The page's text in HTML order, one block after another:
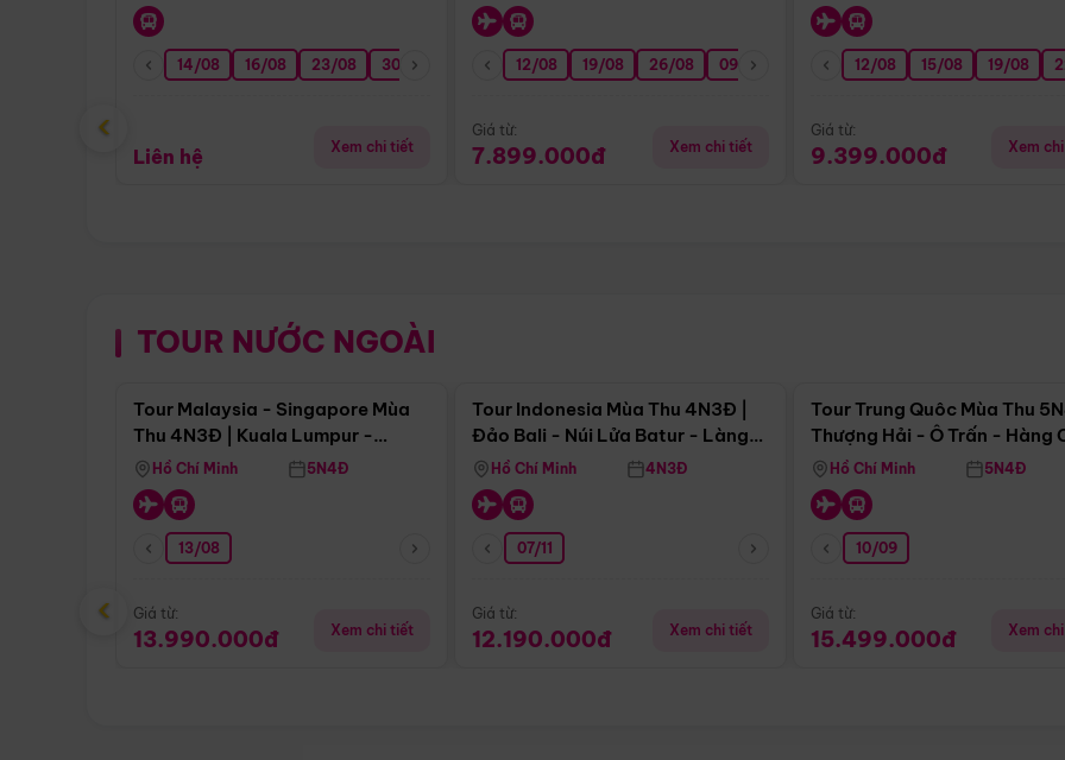
14/08 16/08 23/08 30/08 06/09 13/09 20/09 27/09
Liên hệ Xem chi tiết
12/08 19/08 26/08 09/09 16/09 23/09 30/09 07/10
Giá từ:
7.899.000đ Xem chi tiết
12/08 15/08 19/08
Giá từ:
9.399.000đ Xem
‹
TOUR NƯỚC NGOÀI
Điểm nổi bật
Tour Malaysia - Singapore Mùa
Thu 4N3Đ | Kuala Lumpur -
Malacca - Johor Baru -
Singapore
Hồ Chí Minh 5N4Đ
13/08
Giá từ:
13.990.000đ Xem chi tiết
Tour Indonesia Mùa Thu 4N3Đ |
Đảo Bali - Núi Lửa Batur - Làng
Penglipuran
Hồ Chí Minh 4N3Đ
07/11
Giá từ:
12.190.000đ Xem chi tiết
Tour Trung Quôc Mùa Thu
Thượng Hải - Ô Trấn - Hàng
(Tour Không Shopping)
Hồ Chí Minh 5N4Đ
10/09
Giá từ:
15.499.000đ Xem
‹